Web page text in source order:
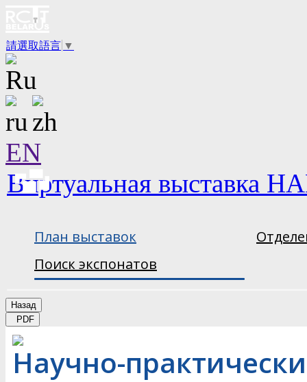
請選取語言 ▼
EN
Виртуальная выставка
План выставок
Поиск экспонатов
Назад
PDF
Научно-